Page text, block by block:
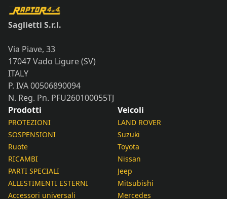
Saglietti S.r.l.
Via Piave, 33
17047 Vado Ligure (SV)
ITALY
P. IVA 00506890094
N. Reg. Pn. PFU260100055TJ
Prodotti
PROTEZIONI
SOSPENSIONI
Ruote
RICAMBI
PARTI SPECIALI
ALLESTIMENTI ESTERNI
Accessori universali
Veicoli
LAND ROVER
Suzuki
Toyota
Nissan
Jeep
Mitsubishi
Mercedes